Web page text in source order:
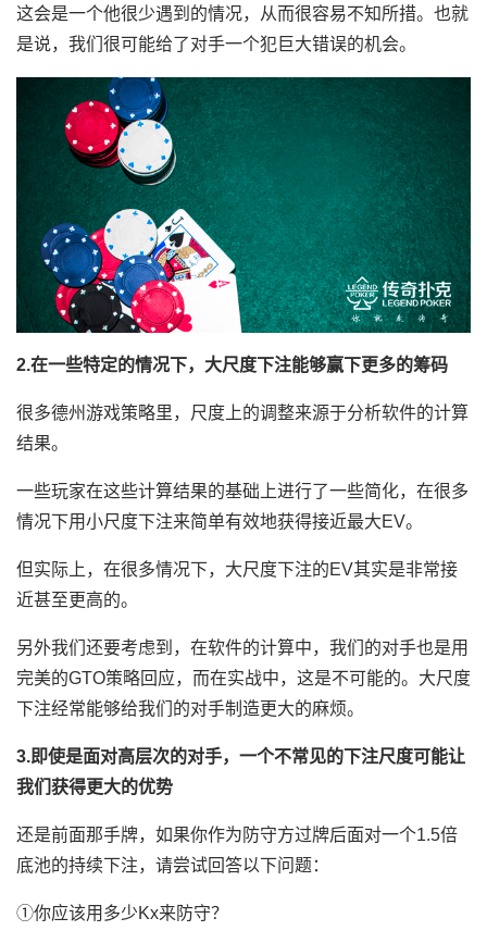
这会是一个他很少遇到的情况，从而很容易不知所措。也就
是说，我们很可能给了对手一个犯巨大错误的机会。
2.在一些特定的情况下，大尺度下注能够赢下更多的筹码
很多德州游戏策略里，尺度上的调整来源于分析软件的计算
结果。
一些玩家在这些计算结果的基础上进行了一些简化，在很多
情况下用小尺度下注来简单有效地获得接近最大EV。
但实际上，在很多情况下，大尺度下注的EV其实是非常接
近甚至更高的。
另外我们还要考虑到，在软件的计算中，我们的对手也是用
完美的GTO策略回应，而在实战中，这是不可能的。大尺度
下注经常能够给我们的对手制造更大的麻烦。
3.即使是面对高层次的对手，一个不常见的下注尺度可能让
我们获得更大的优势
还是前面那手牌，如果你作为防守方过牌后面对一个1.5倍
底池的持续下注，请尝试回答以下问题：
①你应该用多少Kx来防守？